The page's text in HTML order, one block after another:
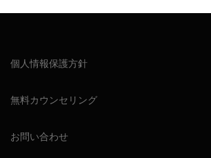
個人情報保護方針
無料カウンセリング
お問い合わせ